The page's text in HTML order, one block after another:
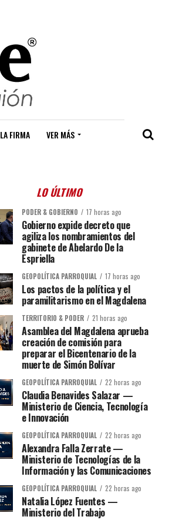
LA FIRMA VER MÁS
LO ÚLTIMO
PODER & GOBIERNO 17 horas ago
Gobierno expide decreto que
agiliza los nombramientos del
gabinete de Abelardo De la
Espriella
GEOPOLÍTICA PARROQUIAL 17 horas ago
Los pactos de la política y el
paramilitarismo en el Magdalena
TERRITORIO & PODER 21 horas ago
Asamblea del Magdalena aprueba
creación de comisión para
preparar el Bicentenario de la
muerte de Simón Bolívar
GEOPOLÍTICA PARROQUIAL 22 horas ago
Claudia Benavides Salazar —
Ministerio de Ciencia, Tecnología
e Innovación
GEOPOLÍTICA PARROQUIAL 22 horas ago
Alexandra Falla Zerrate —
Ministerio de Tecnologías de la
Información y las Comunicaciones
GEOPOLÍTICA PARROQUIAL 22 horas ago
Natalia López Fuentes —
Ministerio del Trabajo